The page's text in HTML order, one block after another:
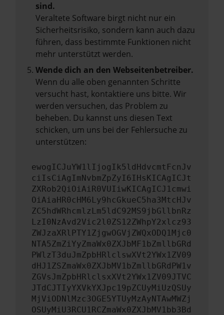
sind.
Veraltete Software birgt nicht nur ein
Sicherheitsrisiko, sondern kann auch dazu
führen, dass bestimmte Funktionen nicht
mehr unterstützt werden.
Wende dich an den Webseitenbetreiber.
Wenn du alle oben genannten Schritte
versucht hast, kontaktiere uns bitte. Wir
werden versuchen, das Problem zu
beheben. Du kannst uns diesen Text
schicken, um uns bei der Fehlersuche zu
unterstützen:
ewogICJuYW1lIjogIk5ldHdvcmtFcnJv
ciIsCiAgImNvbmZpZyI6IHsKICAgICJt
ZXRob2QiOiAiR0VUIiwKICAgICJ1cmwi
OiAiaHR0cHM6Ly9hcGkueC5ha3MtcHJv
ZC5hdWRhcmlzLm5ldC92MS9jbGllbnRz
LzI0NzAvd2Vic2l0ZS12ZWhpY2xlcz93
ZWJzaXRlPTY1ZjgwOGVjZWQxODQ1Mjc0
NTA5ZmZiYyZmaWx0ZXJbMF1bZmllbGRd
PWlzT3duJmZpbHRlclswXVt2YWx1ZV09
dHJ1ZSZmaWx0ZXJbMV1bZmllbGRdPW1v
ZGVsJmZpbHRlclsxXVt2YWx1ZV09JTVC
JTdCJTIyYXVkYXJpc19pZCUyMiUzQSUy
MjViODNlMzc3OGE5YTUyMzAyNTAwMWZj
OSUyMiU3RCU1RCZmaWx0ZXJbMV1bb3Bd